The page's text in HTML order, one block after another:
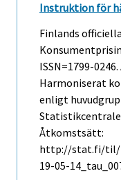
Instruktion för
Finlands
ISSN=1799-0246.
Harmoniserat
enligt
Åtkomstsätt:
http://stat.fi/til/
19-05-